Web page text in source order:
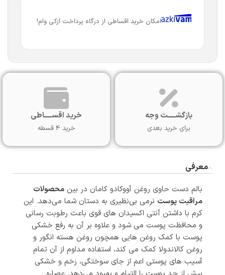
امکان خرید اقساطی از درگاه پرداخت ازکی وام!
بازگشـــــت وجه
برای خرید بعدی
خرید اقســـــاطی
خرید 4 قسطه
معرفی
بالم دست حاوی روغن آووکادو کامان در بین محصولات
مراقبت پوست نرمی بی‌نظیری به دستان شما می‌دهد. این
کرم با داشتن آنتی اکسیدان های قوی باعث رطوبت رسانی
و محافظت پوست می شود و علاوه بر آن به رفع خشکی
پوست با کمک روغن هایی همچون روغن هسته انگور و
روغن کالاندولا کمک می کند، استفاده مداوم از آن تمام
آسیب های پوستی اعم از جای سوختگی، زخم و خشکی